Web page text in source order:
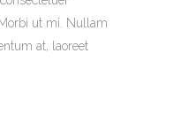
ut mi. Nullam
at, laoreet